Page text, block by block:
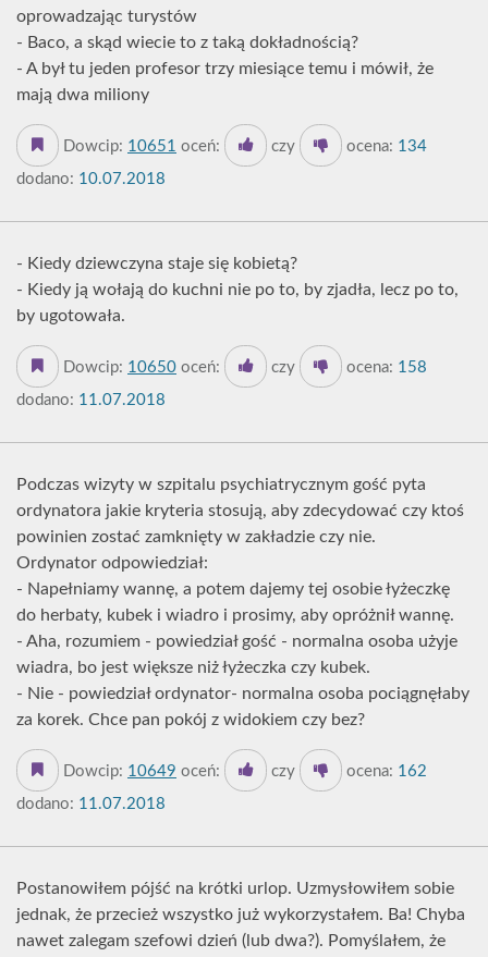
oprowadzając turystów
- Baco, a skąd wiecie to z taką dokładnością?
- A był tu jeden profesor trzy miesiące temu i mówił, że
mają dwa miliony
Dowcip: 10651 oceń: czy ocena: 134
dodano: 10.07.2018
- Kiedy dziewczyna staje się kobietą?
- Kiedy ją wołają do kuchni nie po to, by zjadła, lecz po to,
by ugotowała.
Dowcip: 10650 oceń: czy ocena: 158
dodano: 11.07.2018
Podczas wizyty w szpitalu psychiatrycznym gość pyta
ordynatora jakie kryteria stosują, aby zdecydować czy ktoś
powinien zostać zamknięty w zakładzie czy nie.
Ordynator odpowiedział:
- Napełniamy wannę, a potem dajemy tej osobie łyżeczkę
do herbaty, kubek i wiadro i prosimy, aby opróżnił wannę.
- Aha, rozumiem - powiedział gość - normalna osoba użyje
wiadra, bo jest większe niż łyżeczka czy kubek.
- Nie - powiedział ordynator- normalna osoba pociągnęłaby
za korek. Chce pan pokój z widokiem czy bez?
Dowcip: 10649 oceń: czy ocena: 162
dodano: 11.07.2018
Postanowiłem pójść na krótki urlop. Uzmysłowiłem sobie
jednak, że przecież wszystko już wykorzystałem. Ba! Chyba
nawet zalegam szefowi dzień (lub dwa?). Pomyślałem, że